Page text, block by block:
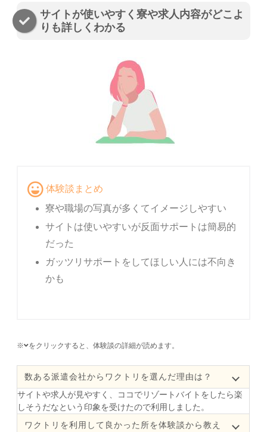
サイトが使いやすく寮や求人内容がどこよ
りも詳しくわかる
体験談まとめ
寮や職場の写真が多くてイメージしやすい
サイトは使いやすいが反面サポートは簡易的
だった
ガッツリサポートをしてほしい人には不向き
かも
※ をクリックすると、体験談の詳細が読めます。
数ある派遣会社からワクトリを選んだ理由は？
サイトや求人が見やすく、ココでリゾートバイトをしたら楽
しそうだなという印象を受けたので利用しました。
ワクトリを利用して良かった所を体験談から教え